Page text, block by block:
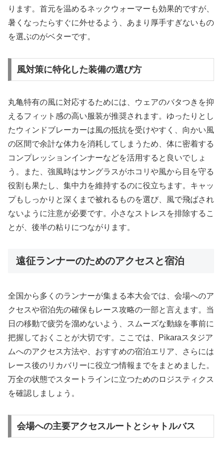
ります。首元を温めるネックウォーマーも効果的ですが、
暑くなったらすぐに外せるよう、あまり厚手すぎないもの
を選ぶのがベターです。
風対策に特化した装備の選び方
丸亀特有の風に対応するためには、ウェアのバタつきを抑
えるフィット感の高い服装が推奨されます。ゆったりとし
たウィンドブレーカーは風の抵抗を受けやすく、向かい風
の区間で余計な体力を消耗してしまうため、体に密着する
コンプレッションインナーなどを活用すると良いでしょ
う。また、強風時はサングラスがホコリや風から目を守る
役割も果たし、集中力を維持するのに役立ちます。キャッ
プもしっかりと深くまで被れるものを選び、風で飛ばされ
ないように注意が必要です。小さなストレスを排除するこ
とが、後半の粘りにつながります。
遠征ランナーのためのアクセスと宿泊
全国から多くのランナーが集まる本大会では、会場へのア
クセスや宿泊先の確保もレース攻略の一部と言えます。当
日の移動で疲労を溜めないよう、スムーズな動線を事前に
把握しておくことが大切です。ここでは、Pikaraスタジア
ムへのアクセス方法や、おすすめの宿泊エリア、さらには
レース後のリカバリーに役立つ情報までをまとめました。
万全の状態でスタートラインに立つためのロジスティクス
を確認しましょう。
会場への主要アクセスルートとシャトルバス